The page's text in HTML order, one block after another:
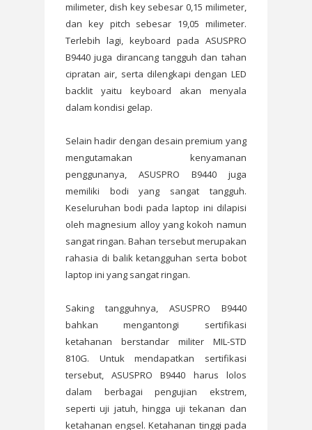
milimeter, dish key sebesar 0,15 milimeter,
dan key pitch sebesar 19,05 milimeter.
Terlebih lagi, keyboard pada ASUSPRO
B9440 juga dirancang tangguh dan tahan
cipratan air, serta dilengkapi dengan LED
backlit yaitu keyboard akan menyala
dalam kondisi gelap.
Selain hadir dengan desain premium yang
mengutamakan kenyamanan
penggunanya, ASUSPRO B9440 juga
memiliki bodi yang sangat tangguh.
Keseluruhan bodi pada laptop ini dilapisi
oleh magnesium alloy yang kokoh namun
sangat ringan. Bahan tersebut merupakan
rahasia di balik ketangguhan serta bobot
laptop ini yang sangat ringan.
Saking tangguhnya, ASUSPRO B9440
bahkan mengantongi sertifikasi
ketahanan berstandar militer MIL-STD
810G. Untuk mendapatkan sertifikasi
tersebut, ASUSPRO B9440 harus lolos
dalam berbagai pengujian ekstrem,
seperti uji jatuh, hingga uji tekanan dan
ketahanan engsel. Ketahanan tinggi pada